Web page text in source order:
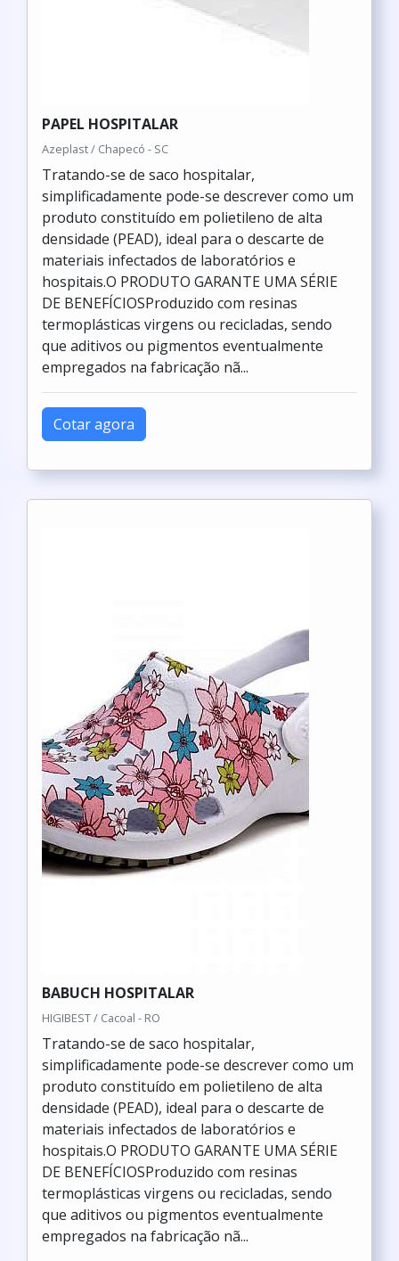
PAPEL HOSPITALAR
Azeplast / Chapecó - SC
Tratando-se de saco hospitalar,
simplificadamente pode-se descrever como um
produto constituído em polietileno de alta
densidade (PEAD), ideal para o descarte de
materiais infectados de laboratórios e
hospitais.O PRODUTO GARANTE UMA SÉRIE
DE BENEFÍCIOSProduzido com resinas
termoplásticas virgens ou recicladas, sendo
que aditivos ou pigmentos eventualmente
empregados na fabricação nã...
Cotar agora
BABUCH HOSPITALAR
HIGIBEST / Cacoal - RO
Tratando-se de saco hospitalar,
simplificadamente pode-se descrever como um
produto constituído em polietileno de alta
densidade (PEAD), ideal para o descarte de
materiais infectados de laboratórios e
hospitais.O PRODUTO GARANTE UMA SÉRIE
DE BENEFÍCIOSProduzido com resinas
termoplásticas virgens ou recicladas, sendo
que aditivos ou pigmentos eventualmente
empregados na fabricação nã...